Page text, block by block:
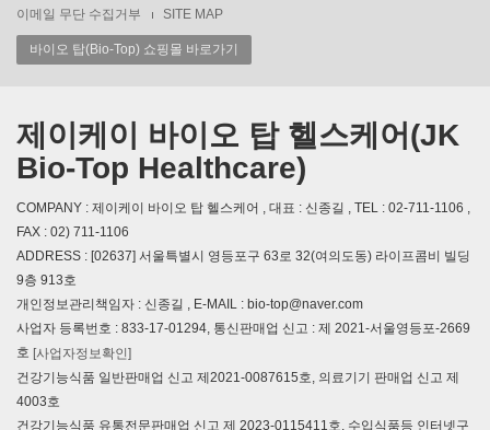
이메일 무단 수집거부
SITE MAP
바이오 탑(Bio-Top) 쇼핑몰 바로가기
제이케이 바이오 탑 헬스케어(JK
Bio-Top Healthcare)
COMPANY : 제이케이 바이오 탑 헬스케어 , 대표 : 신종길 , TEL : 02-711-1106 ,
FAX : 02) 711-1106
ADDRESS : [02637] 서울특별시 영등포구 63로 32(여의도동) 라이프콤비 빌딩
9층 913호
개인정보관리책임자 : 신종길 , E-MAIL : bio-top@naver.com
사업자 등록번호 : 833-17-01294, 통신판매업 신고 : 제 2021-서울영등포-2669
호 [사업자정보확인]
건강기능식품 일반판매업 신고 제2021-0087615호, 의료기기 판매업 신고 제
4003호
건강기능식품 유통전문판매업 신고 제 2023-0115411호, 수입식품등 인터넷구